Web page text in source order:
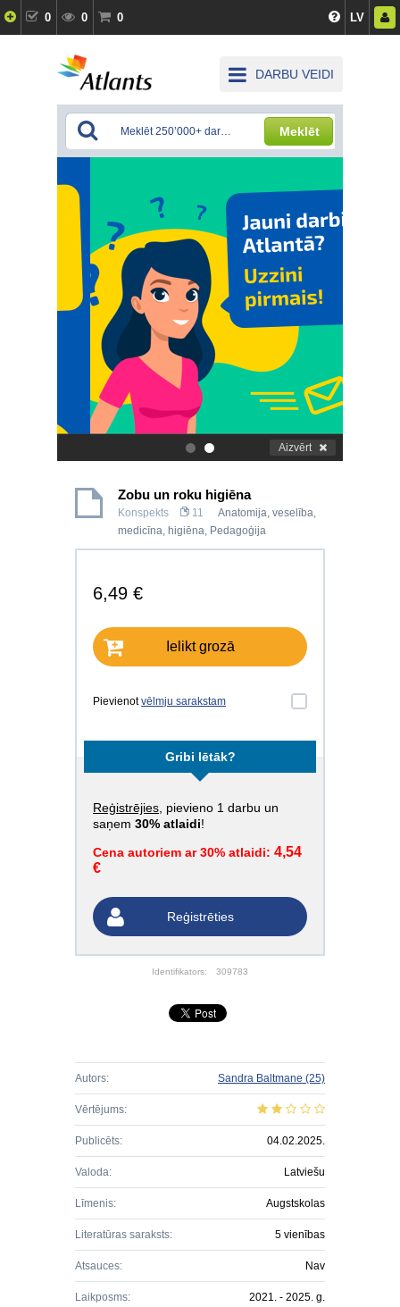
0 0 0 LV
DARBU VEIDI
Meklēt
. Aizvērt
Zobu un roku higiēna
Konspekts 11
Anatomija, veselība,
medicīna, higiēna, Pedagoģija
6,49 €
Ielikt grozā
Pievienotvēlmju sarakstam
Gribi lētāk?
Reģistrējies , pievieno 1 darbu un
saņem 30% atlaidi!
Cena autoriem ar 30% atlaidi: 4,54
€
Reģistrēties
Identifikators: 309783
Autors: Sandra Baltmane (25)
Vērtējums:
Publicēts: 04.02.2025.
Valoda: Latviešu
Līmenis: Augstskolas
Literatūras saraksts: 5 vienības
Atsauces: Nav
Laikposms: 2021. - 2025. g.